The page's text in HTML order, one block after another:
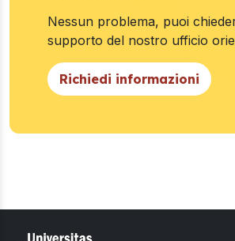
Nessun problema, puoi
supporto del nostro ufficio
Richiedi informazioni